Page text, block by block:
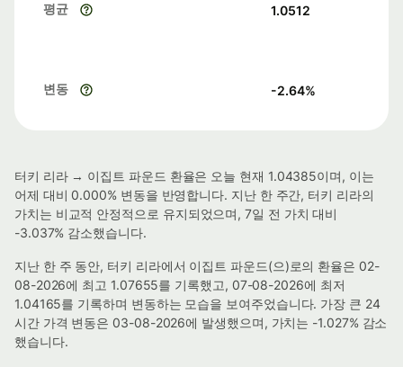
평균 1.0512
변동 -2.64%
터키 리라 → 이집트 파운드 환율은 오늘 현재 1.04385이며, 이는
어제 대비 0.000% 변동을 반영합니다. 지난 한 주간, 터키 리라의
가치는 비교적 안정적으로 유지되었으며, 7일 전 가치 대비
-3.037% 감소했습니다.
지난 한 주 동안, 터키 리라에서 이집트 파운드(으)로의 환율은 02-
08-2026에 최고 1.07655를 기록했고, 07-08-2026에 최저
1.04165를 기록하며 변동하는 모습을 보여주었습니다. 가장 큰 24
시간 가격 변동은 03-08-2026에 발생했으며, 가치는 -1.027% 감소
했습니다.